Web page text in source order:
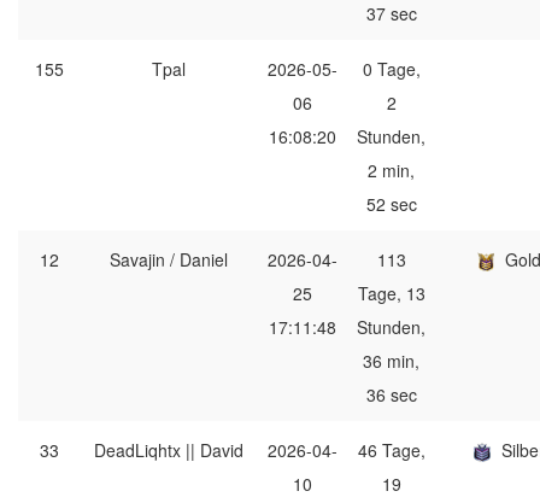
37 sec
155 Tpal
2026-05-
06
16:08:20
0 Tage,
2
Stunden,
2 min,
52 sec
12 Savajin / Daniel
2026-04-
25
17:11:48
113
Tage, 13
Stunden,
36 min,
36 sec
Gold
33 DeadLiqhtx || David
2026-04-
10
46 Tage,
19